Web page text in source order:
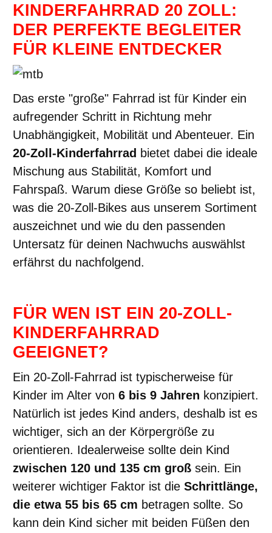
KINDERFAHRRAD 20 ZOLL:
DER PERFEKTE BEGLEITER
FÜR KLEINE ENTDECKER
Das erste "große" Fahrrad ist für Kinder ein
aufregender Schritt in Richtung mehr
Unabhängigkeit, Mobilität und Abenteuer. Ein
20-Zoll-Kinderfahrrad bietet dabei die ideale
Mischung aus Stabilität, Komfort und
Fahrspaß. Warum diese Größe so beliebt ist,
was die 20-Zoll-Bikes aus unserem Sortiment
auszeichnet und wie du den passenden
Untersatz für deinen Nachwuchs auswählst
erfährst du nachfolgend.
FÜR WEN IST EIN 20-ZOLL-
KINDERFAHRRAD
GEEIGNET?
Ein 20-Zoll-Fahrrad ist typischerweise für
Kinder im Alter von 6 bis 9 Jahren konzipiert.
Natürlich ist jedes Kind anders, deshalb ist es
wichtiger, sich an der Körpergröße zu
orientieren. Idealerweise sollte dein Kind
zwischen 120 und 135 cm groß sein. Ein
weiterer wichtiger Faktor ist die Schrittlänge,
die etwa 55 bis 65 cm betragen sollte. So
kann dein Kind sicher mit beiden Füßen den